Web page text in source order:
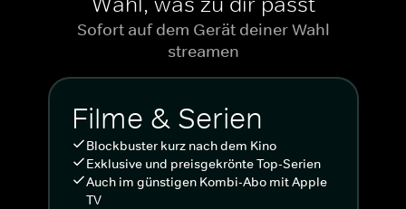
Sofort auf dem Gerät deiner Wahl
streamen
Filme & Serien
Blockbuster kurz nach dem Kino
Exklusive und preisgekrönte Top-Serien
Auch im günstigen Kombi-Abo mit Apple
TV